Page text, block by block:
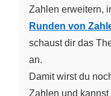
Zahlen erweitern,
Runden von
schaust dir das
an.
Damit wirst du
Zahlen und